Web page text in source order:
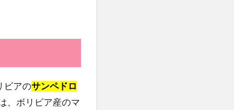
ビアのサンペドロ
、ボリビア産のマ